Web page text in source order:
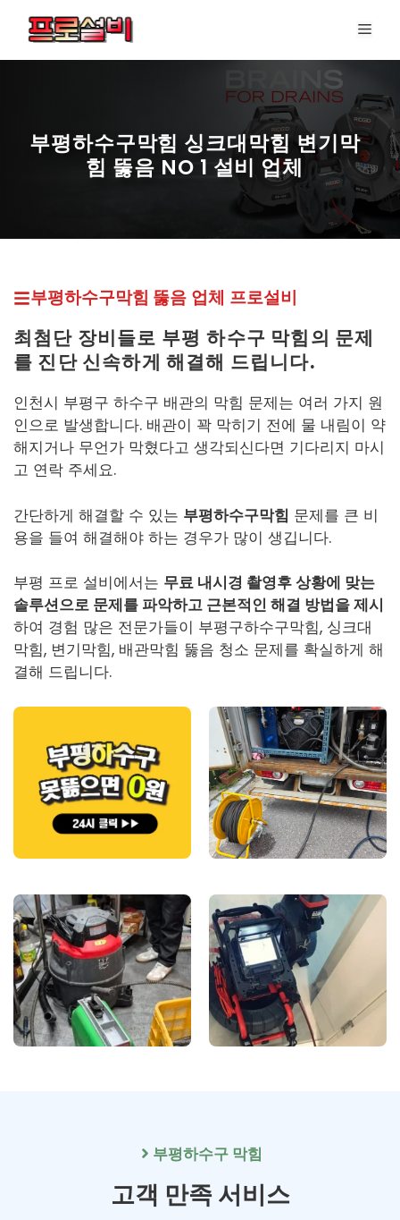
츠
메
부평하수구막힘 싱크대막힘 변기막
힘 뚫음 NO 1 설비 업체
프로설비 최신 페이지
부평하수구막힘 뚫음 업체 프로설비
최첨단 장비들로 부평 하수구 막힘의 문제
를 진단 신속하게 해결해 드립니다.
인천시 부평구 하수구 배관의 막힘 문제는 여러 가지 원
인으로 발생합니다. 배관이 꽉 막히기 전에 물 내림이 약
해지거나 무언가 막혔다고 생각되신다면 기다리지 마시
고 연락 주세요.
간단하게 해결할 수 있는 부평하수구막힘 문제를 큰 비
용을 들여 해결해야 하는 경우가 많이 생깁니다.
부평 프로 설비에서는 무료 내시경 촬영후 상황에 맞는
솔루션으로 문제를 파악하고 근본적인 해결 방법을 제시
하여 경험 많은 전문가들이 부평구하수구막힘, 싱크대
막힘, 변기막힘, 배관막힘 뚫음 청소 문제를 확실하게 해
결해 드립니다.
부평하수구 막힘
고객 만족 서비스